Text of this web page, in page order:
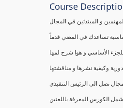
Course
و المبتدئين في المجال
تساعدك في المضي قدماً
وكيفية نشرها و مناقشتها
تصل الى الرئيس التنفيذي
الكورس المعرفة باللغتين